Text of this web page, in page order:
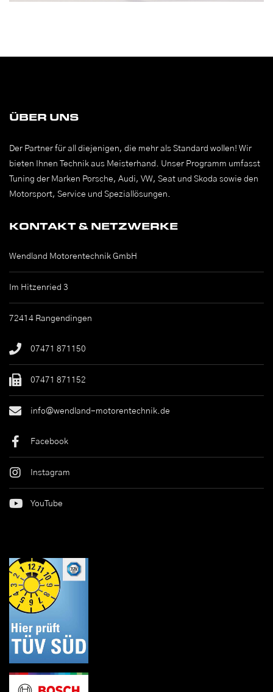
ÜBER UNS
Der Partner für all diejenigen, die mehr als Standard wollen! Wir
bieten Ihnen Technik aus Meisterhand. Unser Programm umfasst
Tuning der Marken Porsche, Audi, VW, Seat und Skoda sowie den
Motorsport, Service und Speziallösungen.
KONTAKT & NETZWERKE
Wendland Motorentechnik GmbH
Im Hitzenried 3
72414 Rangendingen
07471 871150
07471 871152
info@wendland-motorentechnik.de
Facebook
Instagram
YouTube